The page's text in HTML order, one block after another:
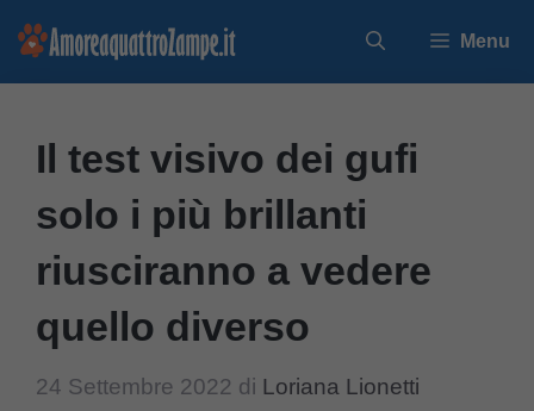
Vai
Menu
Il test visivo dei gufi
solo i più brillanti
riusciranno a vedere
quello diverso
24 Settembre 2022 di Loriana Lionetti